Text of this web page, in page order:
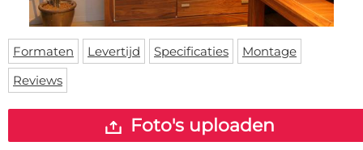
Deurmat
Vloermat
Skateboard deck
Over ons
Levertijden
Inloggen
WhatsApp
Formaten Levertijd Specificaties
Montage
Reviews
Foto's uploaden